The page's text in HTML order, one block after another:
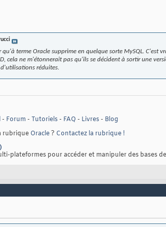
terme Oracle supprime en quelque sorte MySQL. C'est
cela ne m'étonnerait pas qu'ils se décident à sortir une
réduites.
- Forum - Tutoriels- FAQ - Livres- Blog
rubrique Oracle? Contactez la rubrique !
plateformes pour accéder et manipuler des bases